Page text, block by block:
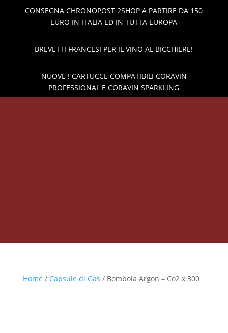
CONSEGNA CHRONOPOST 2SHOP A PARTIRE DA 150
EURO IN ITALIA ED IN TUTTA EUROPA
BREVETTI FRANCESI PER IL VINO AL BICCHIERE!
NUOVE ! CARTUCCE COMPATIBILI CORAVIN
PROFESSIONAL E CORAVIN SPARKLING
Home / Capsule di Gas / Bombola Argon – Co2 x 300